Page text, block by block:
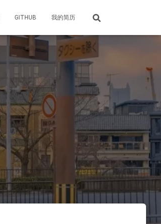
GITHUB 我的简历